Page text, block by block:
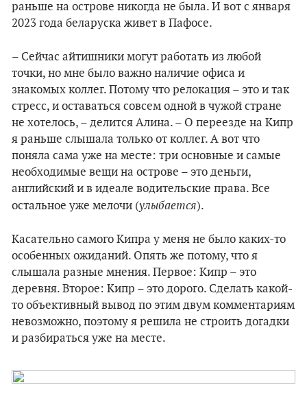
раньше на острове никогда не была. И вот с января
2023 года беларуска живет в Пафосе.
– Сейчас айтишники могут работать из любой
точки, но мне было важно наличие офиса и
знакомых коллег. Потому что релокация – это и так
стресс, и оставаться совсем одной в чужой стране
не хотелось, – делится Алина. – О переезде на Кипр
я раньше слышала только от коллег. А вот что
поняла сама уже на месте: три основные и самые
необходимые вещи на острове – это деньги,
английский и в идеале водительские права. Все
остальное уже мелочи (улыбается).
Касательно самого Кипра у меня не было каких-то
особенных ожиданий. Опять же потому, что я
слышала разные мнения. Первое: Кипр – это
деревня. Второе: Кипр – это дорого. Сделать какой-
то объективный вывод по этим двум комментариям
невозможно, поэтому я решила не строить догадки
и разбираться уже на месте.